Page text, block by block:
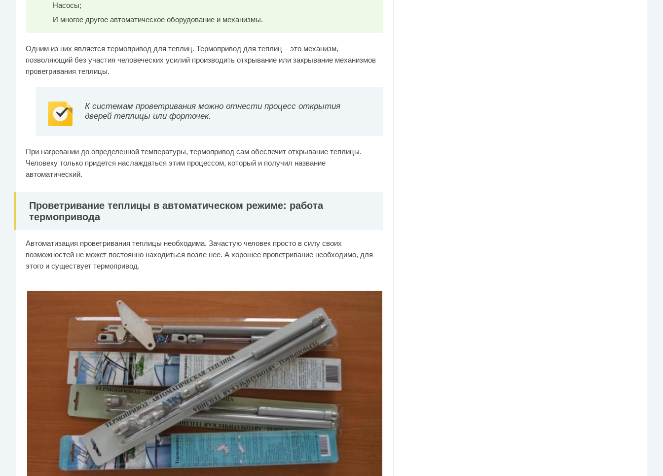
Насосы;
И многое другое автоматическое оборудование и механизмы.
Одним из них является термопривод для теплиц. Термопривод для теплиц – это механизм,
позволяющий без участия человеческих усилий производить открывание или закрывание механизмов
проветривания теплицы.
К системам проветривания можно отнести процесс открытия
дверей теплицы или форточек.
При нагревании до определенной температуры, термопривод сам обеспечит открывание теплицы.
Человеку только придется наслаждаться этим процессом, который и получил название
автоматический.
Проветривание теплицы в автоматическом режиме: работа
термопривода
Автоматизация проветривания теплицы необходима. Зачастую человек просто в силу своих
возможностей не может постоянно находиться возле нее. А хорошее проветривание необходимо, для
этого и существует термопривод.